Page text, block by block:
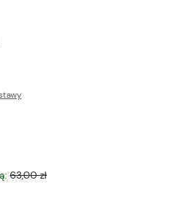
63,00 zł